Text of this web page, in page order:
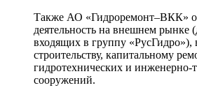
Также АО «Гидроремонт–ВКК»
деятельность на внешнем рынке
входящих в группу
строительству, капитальному
гидротехнических и инженерно-
сооружений.